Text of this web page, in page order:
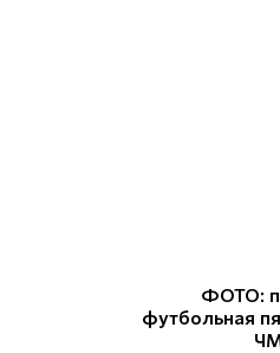
ФОТО:
футбольная